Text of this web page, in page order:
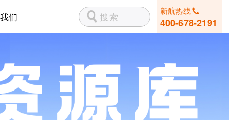
们 新航热线
400-678-2191